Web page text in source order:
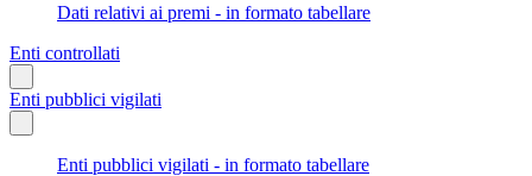
Dati relativi ai premi - in formato tabellare
Enti controllati
Enti pubblici vigilati
Enti pubblici vigilati - in formato tabellare